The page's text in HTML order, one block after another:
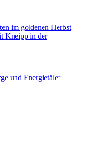
im goldenen Herbst
Kneipp in der
und Energietäler